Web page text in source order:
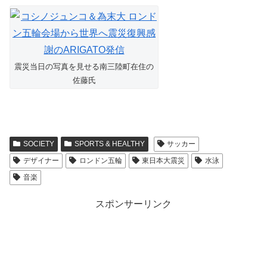
震災当日の写真を見せる南三陸町在住の
佐藤氏
SOCIETY SPORTS & HEALTHY
サッカー
デザイナー
ロンドン五輪 東日本大震災
水泳
音楽
スポンサーリンク